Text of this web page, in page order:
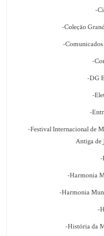
-
-Coleção
-Comunicados
-
-DG
-
-
-Festival Internacional de
Antiga de
-
-Harmonia
-Harmonia
-
-História da